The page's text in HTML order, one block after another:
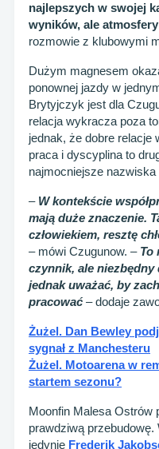
najlepszych w swojej
wyników, ale atmosfery
rozmowie z klubowymi
Dużym magnesem
ponownej jazdy w
Brytyjczyk jest dla
relacja wykracza poza
jednak, że dobre relacje
praca i dyscyplina to
najmocniejsze
– W kontekście
mają duże znaczenie.
człowiekiem, resztę
– mówi Czugunow. – To
czynnik, ale niezbędny
jednak uważać, by
pracować –dodaje
Żużel. Dan Bewley
sygnał z Manchesteru
Żużel. Motoarena w
startem sezonu?
Moonfin Malesa Ostrów
prawdziwą przebudowę.
jedynie Frederik